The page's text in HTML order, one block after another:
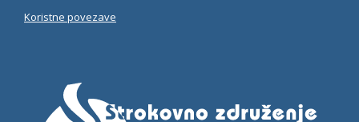
Koristne povezave